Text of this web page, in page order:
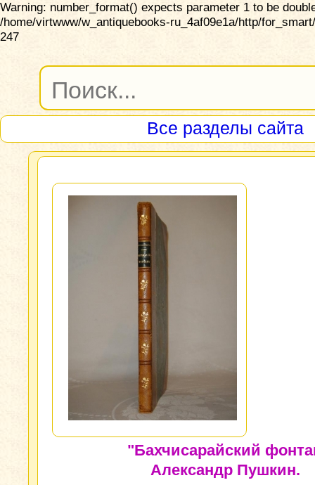
Warning: number_format() expects parameter 1 to be
/home/virtwww/w_antiquebooks-ru_4af09e1a/http/
247
Все разделы сайта
"Бахчисарайский
Александр Пушкин.